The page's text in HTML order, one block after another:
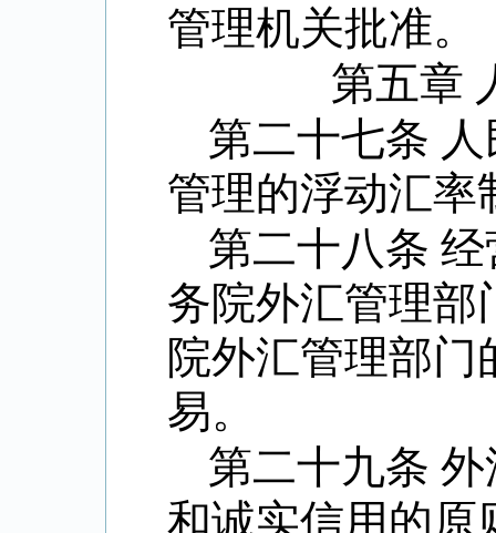
管理机关批准。
第五章
第二十七条
管理的浮动汇率
第二十八条
务院外汇管理部
院外汇管理部
易。
第二十九条
和诚实信用的原